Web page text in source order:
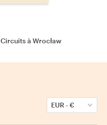
Circuits à Wrocław
EUR-€